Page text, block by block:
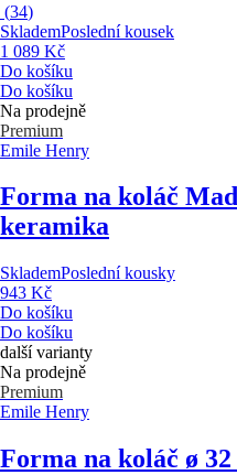
(34)
SklademPoslední kousek
1 089 Kč
Do košíku
Do košíku
Na prodejně
Premium
Emile Henry
Forma na koláč
keramika
SklademPoslední kousky
943 Kč
Do košíku
Do košíku
další varianty
Na prodejně
Premium
Emile Henry
Forma na koláč ø